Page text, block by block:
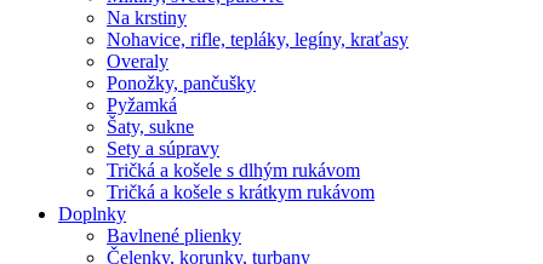
Na krstiny
Nohavice, rifle, tepláky, legíny, kraťasy
Overaly
Ponožky, pančušky
Pyžamká
Šaty, sukne
Sety a súpravy
Tričká a košele s dlhým rukávom
Tričká a košele s krátkym rukávom
Doplnky
Bavlnené plienky
Čelenky, korunky, turbany